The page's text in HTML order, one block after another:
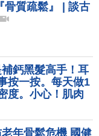
骨質疏鬆』 | 談古
鈣黑髮高手！耳
按一按。每天做1
度。小心！肌肉
脊椎。鈣片吃太
胡乃文開講
年骨鬆危機 國健